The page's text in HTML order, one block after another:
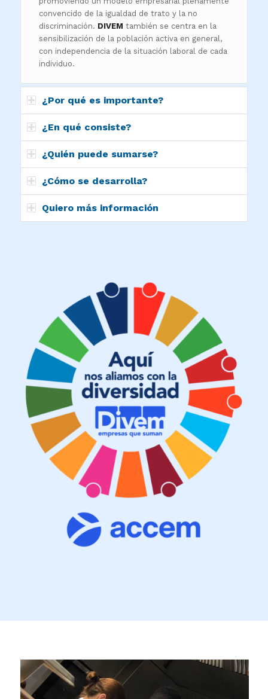
convencido de la igualdad de trato y la no
discriminación. DIVEM también se centra en la
sensibilización de la población activa en general,
con independencia de la situación laboral de cada
individuo.
¿Por qué es importante?
¿En qué consiste?
¿Quién puede sumarse?
¿Cómo se desarrolla?
Quiero más información